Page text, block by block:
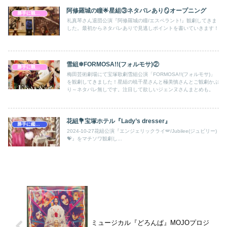
勝手に観劇感想文 阿修羅城の瞳🌟星組③ネタバレあり🪞オープニング
礼真琴さん退団公演『阿修羅城の瞳/エスペラント!』観劇してきま
した。最初からネタバレありで見逃しポイントを書いていきます！
雪組❄FORMOSA!!(フォルモサ)②
梅田芸術劇場にて宝塚歌劇雪組公演「FORMOSA!!(フォルモサ)」
を観劇してきました！星組の暁千星さんと極美慎さんとご観劇かぶ
り～ネタバレ無しです。注目して欲しいジェンヌさんまとめも。
花組💐宝塚ホテル『Lady’s dresser』
2024-10-27花組公演『エンジェリックライ🪽/Jubilee(ジュビリー)
💝』をマチソワ観劇し...
ミュージカル『どろんぱ』MOJOプロジ